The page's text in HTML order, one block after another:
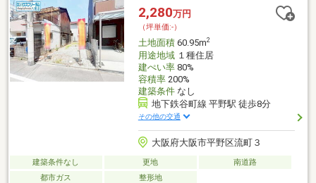
徒歩８分（約６１０ｍ）☆平野西公園まで徒歩７分（約５４０
ｍ）
2,280万円
（坪単価:-）
土地面積60.95m2
用途地域１種住居
建ぺい率80%
容積率200%
建築条件なし
地下鉄谷町線 平野駅 徒歩8分
その他の交通
大阪府大阪市平野区流町３
建築条件なし 更地
南道路
都市ガス
整形地